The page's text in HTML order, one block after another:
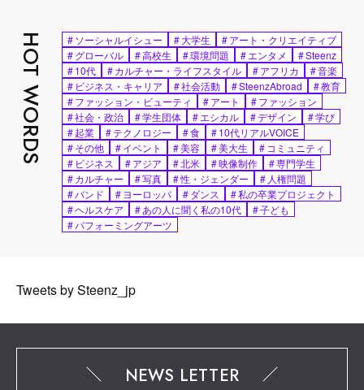
HOT WORDS #ソーシャルイシュー #大学生 #アート・クリエイティブ
#グローバル #高校生 #環境問題 #エンタメ #Steenz
#10代 #カルチャー・ライフスタイル #アフリカ #音楽
# ビジネス・キャリア #社会活動 #SteenzAbroad #教育
#ファッション・ビューティ #アート #ファッション
#社会・政治 #学生団体 #エシカル #デザイン #学び
#起業 #テクノロジー #食 #10代リアルVOICE
#その他 #イベント #美容 #美大生 # コミュニティ
# ビジネス #アジア #北米 #映像制作 #専門学生
#カルチャー #写真 #性・ジェンダー # 人権問題
#バンド #ヨーロッパ #ダンス #私の卒業プロジェクト
#ヘルスケア #あの人に聞く私の10代 #子ども
#パフォーミングアーツ
Tweets by Steenz_jp
NEWS LETTER